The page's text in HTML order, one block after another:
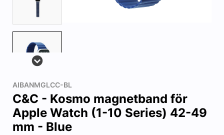
AIBANMGLCC-BL
C&C - Kosmo magnetband för
Apple Watch (1-10 Series) 42-49
mm - Blue